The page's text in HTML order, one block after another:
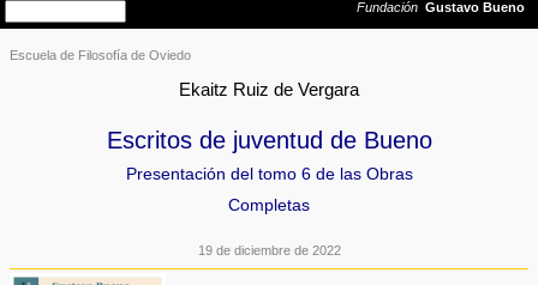
Escuela de Filosofía de Oviedo
Ekaitz Ruiz de Vergara
Escritos de juventud de Bueno
Presentación del tomo 6 de las Obras
Completas
19 de diciembre de 2022